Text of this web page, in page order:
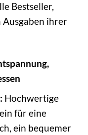
Bestseller,
Ausgaben ihrer
Hochwertige
für eine
ein bequemer